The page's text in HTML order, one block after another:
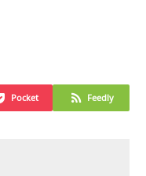
Pocket Feedly